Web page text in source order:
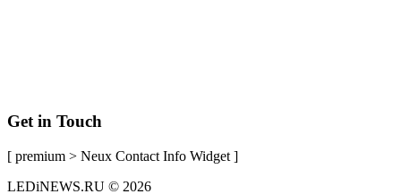
Get in Touch
[ premium > Neux Contact Info Widget ]
LEDiNEWS.RU © 2026